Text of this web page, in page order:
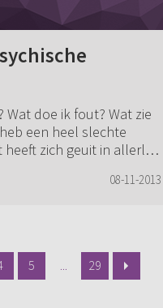
Wat doe ik fout? Wat zie
een heel slechte
heeft zich geuit in allerlei
niet tegen pres...08-11-2013
5 29